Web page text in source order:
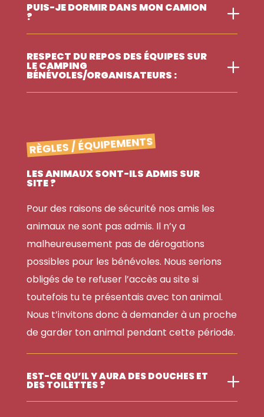
PUIS-JE DORMIR DANS MON CAMION
?
RESPECT DU REPOS DES ÉQUIPES SUR
LE CAMPING
BÉNÉVOLES/ORGANISATEURS :
RÈGLES / ÉQUIPEMENTS
LES ANIMAUX SONT-ILS ADMIS SUR
SITE ?
Pour des raisons de sécurité nos amis les
animaux ne sont pas admis. Il n’y a
malheureusement pas de dérogations
possibles pour les bénévoles. Nous serions
obligés de te refuser l’accès au site si
toutefois tu te présentais avec ton animal.
Nous t’invitons donc à demander à un proche
de garder ton animal pendant cette période.
EST-CE QU’IL Y AURA DES DOUCHES ET
DES TOILETTES ?